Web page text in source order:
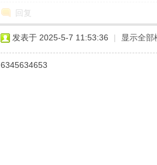
回复
发表于 2025-5-7 11:53:36 | 显示全部
6345634653